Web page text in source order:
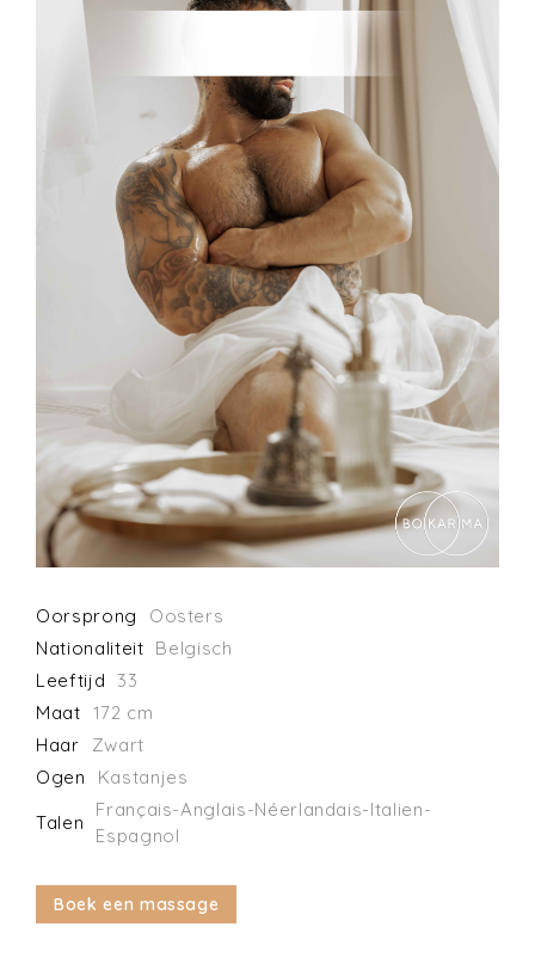
Oorsprong
Oosters
Nationaliteit Belgisch
Leeftijd
33
Maat 172 cm
Haar
Zwart
Ogen
Kastanjes
Talen
Français-Anglais-Néerlandais-Italien-
Espagnol
Boek een massage